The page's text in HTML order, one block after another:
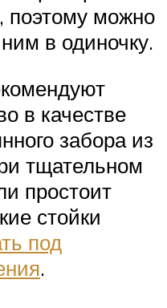
поэтому можно
в одиночку.
в качестве
забора из
тщательном
простоит
стойки
под
.